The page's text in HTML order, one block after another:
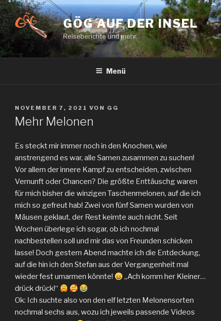
Zum
Inhalt
springen
GÖG AUF DER INSEL
Reiseberichte und mehr.
Menü
VERÖFFENTLICHT
AM
NOVEMBER 7, 2021 VON GG
Mehr Melonen
Es steckt mir immer noch in den Knochen, wie
anstrengend es war, alle Samen zusammen zu suchen!
Vor allem der innere Kampf zu entscheiden, zwischen
Vernunft oder Chancen? Die größte Enttäuschg waren
für mich bisher die winzigen Taschenmelonen, auf die ich
mich so gefreut hab! Zwei von fünf Samen wurden von
Mäusen geklaut, der Rest keimte auch nicht. Seit
Wochen überlege ich sogar, ob ich nochmal
nachbestellen soll und mir das von Freunden schicken
lasse! Doch gestern Abend machte ich die Entdeckung,
auf die hin ich den Stefan aus der Vergangenheit mal
wieder fest umarmen könnte!
„Ach komm her Kleiner…
drück drück!“
Ok: Ich suchte also von den elf letzten Melonensorten
nochmal sechs aus, wozu ich jeweils passende Videos